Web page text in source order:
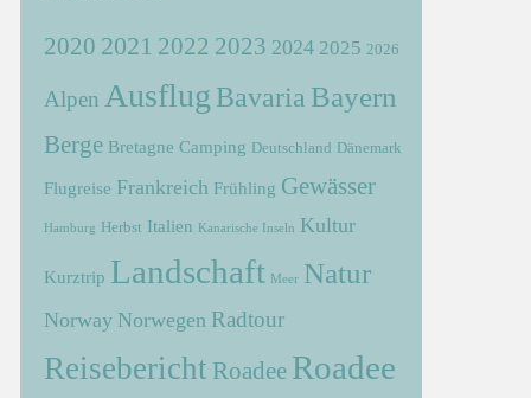
2020 2021 2022 2023 2024 2025 2026
Alpen Ausflug Bavaria Bayern
Berge Bretagne Camping Deutschland Dänemark
Flugreise Frankreich Frühling Gewässer
Hamburg Herbst Italien Kanarische Inseln Kultur
Kurztrip Landschaft Meer Natur
Norway Norwegen Radtour
Reisebericht Roadee Roadee